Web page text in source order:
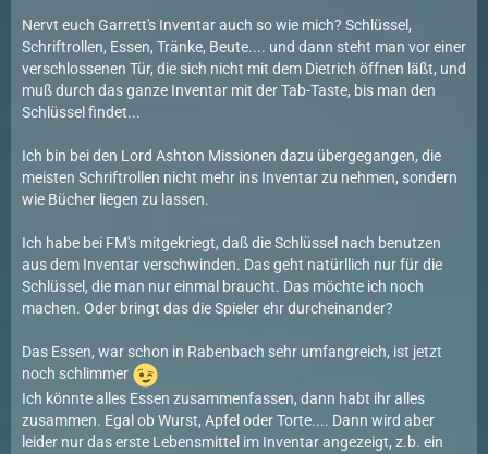
Nervt euch Garrett's Inventar auch so wie mich? Schlüssel,
Schriftrollen, Essen, Tränke, Beute.... und dann steht man vor einer
verschlossenen Tür, die sich nicht mit dem Dietrich öffnen läßt, und
muß durch das ganze Inventar mit der Tab-Taste, bis man den
Schlüssel findet...
Ich bin bei den Lord Ashton Missionen dazu übergegangen, die
meisten Schriftrollen nicht mehr ins Inventar zu nehmen, sondern
wie Bücher liegen zu lassen.
Ich habe bei FM's mitgekriegt, daß die Schlüssel nach benutzen
aus dem Inventar verschwinden. Das geht natürllich nur für die
Schlüssel, die man nur einmal braucht. Das möchte ich noch
machen. Oder bringt das die Spieler ehr durcheinander?
Das Essen, war schon in Rabenbach sehr umfangreich, ist jetzt
noch schlimmer
Ich könnte alles Essen zusammenfassen, dann habt ihr alles
zusammen. Egal ob Wurst, Apfel oder Torte.... Dann wird aber
leider nur das erste Lebensmittel im Inventar angezeigt, z.b. ein